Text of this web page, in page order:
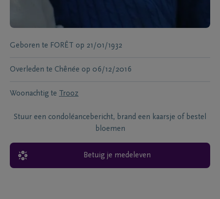
Geboren te FORÊT op 21/01/1932
Overleden te Chênée op 06/12/2016
Woonachtig te Trooz
Stuur een condoléancebericht, brand een kaarsje of bestel
bloemen
Betuig je medeleven